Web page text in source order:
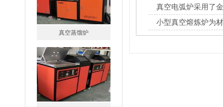
真空蒸馏炉
高频熔样机退火炉
真空电弧炉采用了
小型真空熔炼炉为